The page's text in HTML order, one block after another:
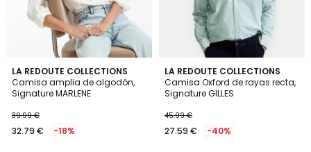
LA REDOUTE COLLECTIONS
Camisa amplia de algodón,
Signature MARLENE
39.99 €
32.79 € -18%
3,9
/ 5
LA REDOUTE COLLECTIONS
Camisa Oxford de rayas recta,
Signature GILLES
45.99 €
27.59 € -40%
5
/
5